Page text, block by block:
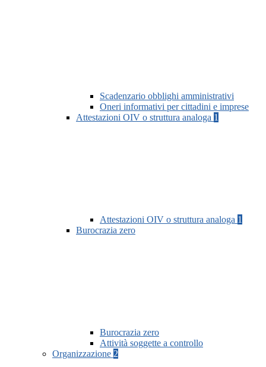
Scadenzario obblighi amministrativi
Oneri informativi per cittadini e imprese
Attestazioni OIV o struttura analoga 1
Attestazioni OIV o struttura analoga 1
Burocrazia zero
Burocrazia zero
Attività soggette a controllo
Organizzazione 2